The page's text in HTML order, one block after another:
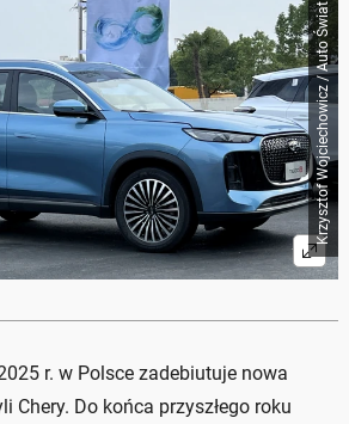
Krzysztof Wojciechowicz / Auto Świat
r. w Polsce zadebiutuje nowa
Chery. Do końca przyszłego roku